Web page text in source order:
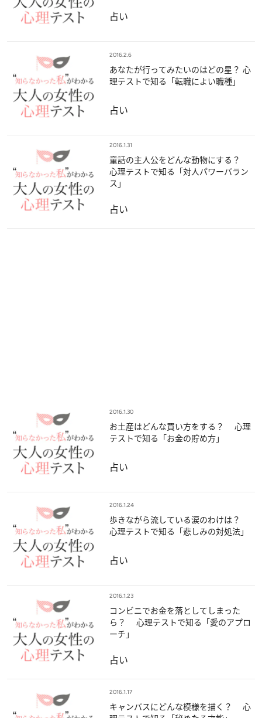
占い
2016.2.6
あなたが行ってみたいのはどの星？ 心
理テストで知る「転職によい職種」
占い
2016.1.31
童話の主人公をどんな動物にする？
心理テストで知る「対人パワーバラン
ス」
占い
2016.1.30
お土産はどんな買い方をする？ 心理
テストで知る「お金の貯め方」
占い
2016.1.24
歩きながら流している涙のわけは？
心理テストで知る「悲しみの対処法」
占い
2016.1.23
コンビニでお金を落としてしまった
ら？ 心理テストで知る「愛のアプロ
ーチ」
占い
2016.1.17
キャンバスにどんな模様を描く？ 心